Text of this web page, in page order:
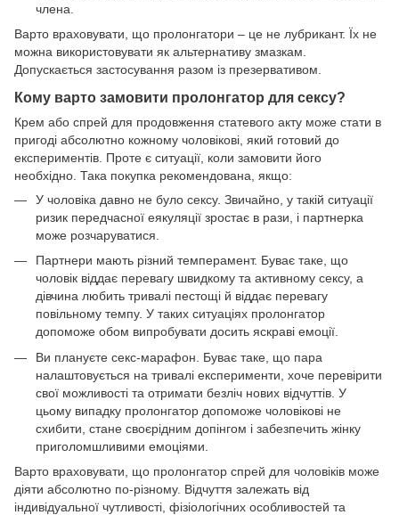
члена.
Варто враховувати, що пролонгатори – це не лубрикант. Їх не
можна використовувати як альтернативу змазкам.
Допускається застосування разом із презервативом.
Кому варто замовити пролонгатор для сексу?
Крем або спрей для продовження статевого акту може стати в
пригоді абсолютно кожному чоловікові, який готовий до
експериментів. Проте є ситуації, коли замовити його
необхідно. Така покупка рекомендована, якщо:
У чоловіка давно не було сексу. Звичайно, у такій ситуації
ризик передчасної еякуляції зростає в рази, і партнерка
може розчаруватися.
Партнери мають різний темперамент. Буває таке, що
чоловік віддає перевагу швидкому та активному сексу, а
дівчина любить тривалі пестощі й віддає перевагу
повільному темпу. У таких ситуаціях пролонгатор
допоможе обом випробувати досить яскраві емоції.
Ви плануєте секс-марафон. Буває таке, що пара
налаштовується на тривалі експерименти, хоче перевірити
свої можливості та отримати безліч нових відчуттів. У
цьому випадку пролонгатор допоможе чоловікові не
схибити, стане своєрідним допінгом і забезпечить жінку
приголомшливими емоціями.
Варто враховувати, що пролонгатор спрей для чоловіків може
діяти абсолютно по-різному. Відчуття залежать від
індивідуальної чутливості, фізіологічних особливостей та